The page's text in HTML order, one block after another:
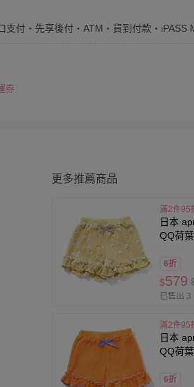
支付・先享後付・ATM・貨到付款・iPASS
券
更多推薦商品
滿2件95
日本
QQ荷
6折
$579
已售出 3
滿2件95
日本
QQ荷
6折